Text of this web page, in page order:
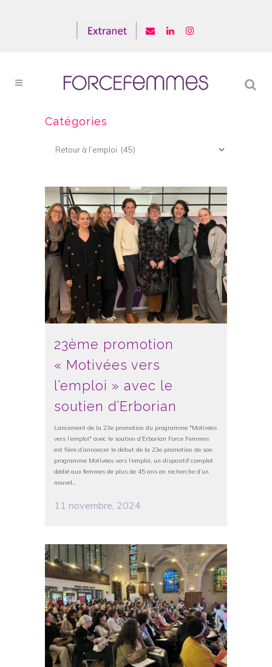
Catégories
Catégories
23ème promotion
« Motivées vers
l’emploi » avec le
soutien d’Erborian
Lancement de la 23e promotion du programme "Motivées
vers l’emploi" avec le soutien d’Erborian Force Femmes
est fière d’annoncer le début de la 23e promotion de son
programme Motivées vers l’emploi, un dispositif complet
dédié aux femmes de plus de 45 ans en recherche d’un
nouvel...
11 novembre, 2024